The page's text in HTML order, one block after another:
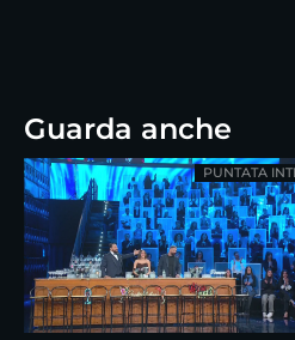
Guarda anche
PUNTATA